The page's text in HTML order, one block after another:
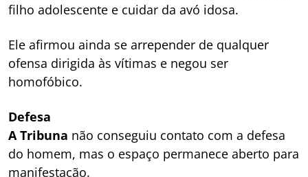
filho adolescente e cuidar da avó idosa.
Ele afirmou ainda se arrepender de qualquer
ofensa dirigida às vítimas e negou ser
homofóbico.
Defesa
A Tribuna não conseguiu contato com a defesa
do homem, mas o espaço permanece aberto para
manifestação.